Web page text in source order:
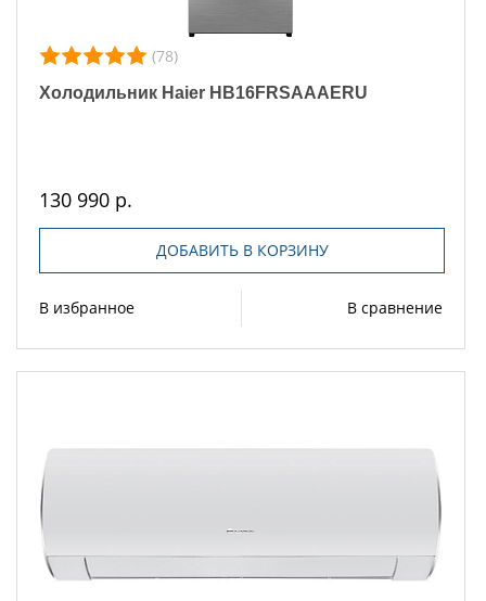
(78)
Холодильник Haier HB16FRSAAAERU
130 990 р.
ДОБАВИТЬ В КОРЗИНУ
В избранное В сравнение